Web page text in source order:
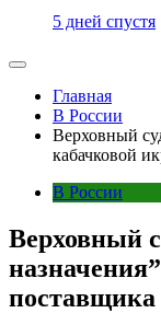
5 дней спустя
Главная
В России
Верховный
кабачковой
В России
Верховный
поставщика